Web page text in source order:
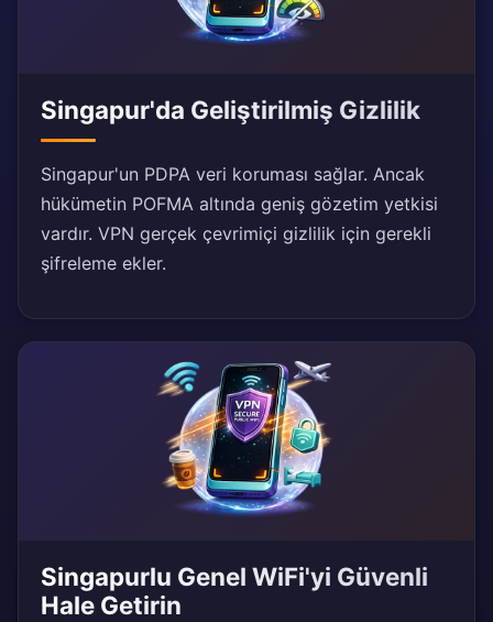
Singapur'da Geliştirilmiş Gizlilik
Singapur'un PDPA veri koruması sağlar. Ancak
hükümetin POFMA altında geniş gözetim yetkisi
vardır. VPN gerçek çevrimiçi gizlilik için gerekli
şifreleme ekler.
Singapurlu Genel WiFi'yi Güvenli
Hale Getirin